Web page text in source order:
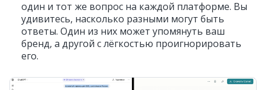
один и тот же вопрос на каждой платформе. Вы
удивитесь, насколько разными могут быть
ответы. Один из них может упомянуть ваш
бренд, а другой с лёгкостью проигнорировать
его.